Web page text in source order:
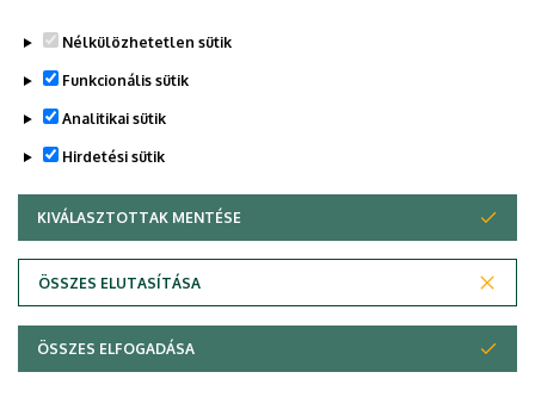
Adatvédelem
Szerzői jog © 2026 Unideb
Nélkülözhetetlen sütik
Funkcionális sütik
Analitikai sütik
Hirdetési sütik
KIVÁLASZTOTTAK MENTÉSE
ÖSSZES ELUTASÍTÁSA
WITHDRAW CONSENT
ÖSSZES ELFOGADÁSA